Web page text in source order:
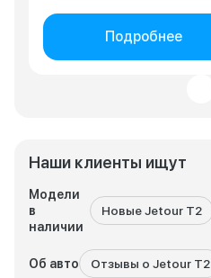
Наши клиенты ищут
Модели
в
наличии
Новые Jetour T2
Об авто Отзывы о Jetour T2
Подробнее